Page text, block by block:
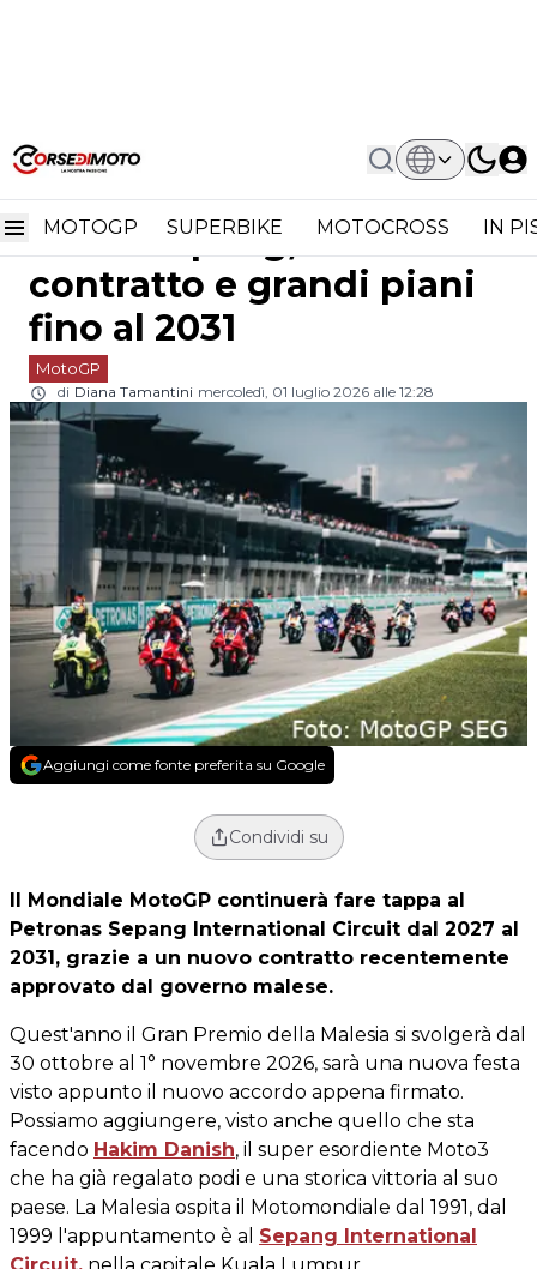
MOTOGP SUPERBIKE MOTOCROSS IN
Home MotoGP
Ufficiale: La MotoGP Non Lascia
Ufficiale: la MotoGP non
lascia Sepang, nuovo
contratto e grandi piani
fino al 2031
MotoGP
di Diana Tamantini mercoledì, 01 luglio 2026 alle 12:28
Aggiungi come fonte preferita su Google
Condividi su
Il Mondiale MotoGP continuerà fare tappa al
Petronas Sepang International Circuit dal 2027 al
2031, grazie a un nuovo contratto recentemente
approvato dal governo malese.
Quest'anno il Gran Premio della Malesia si svolgerà dal
30 ottobre al 1° novembre 2026, sarà una nuova festa
visto appunto il nuovo accordo appena firmato.
Possiamo aggiungere, visto anche quello che sta
facendo Hakim Danish, il super esordiente Moto3
che ha già regalato podi e una storica vittoria al suo
paese. La Malesia ospita il Motomondiale dal 1991, dal
1999 l'appuntamento è al Sepang International